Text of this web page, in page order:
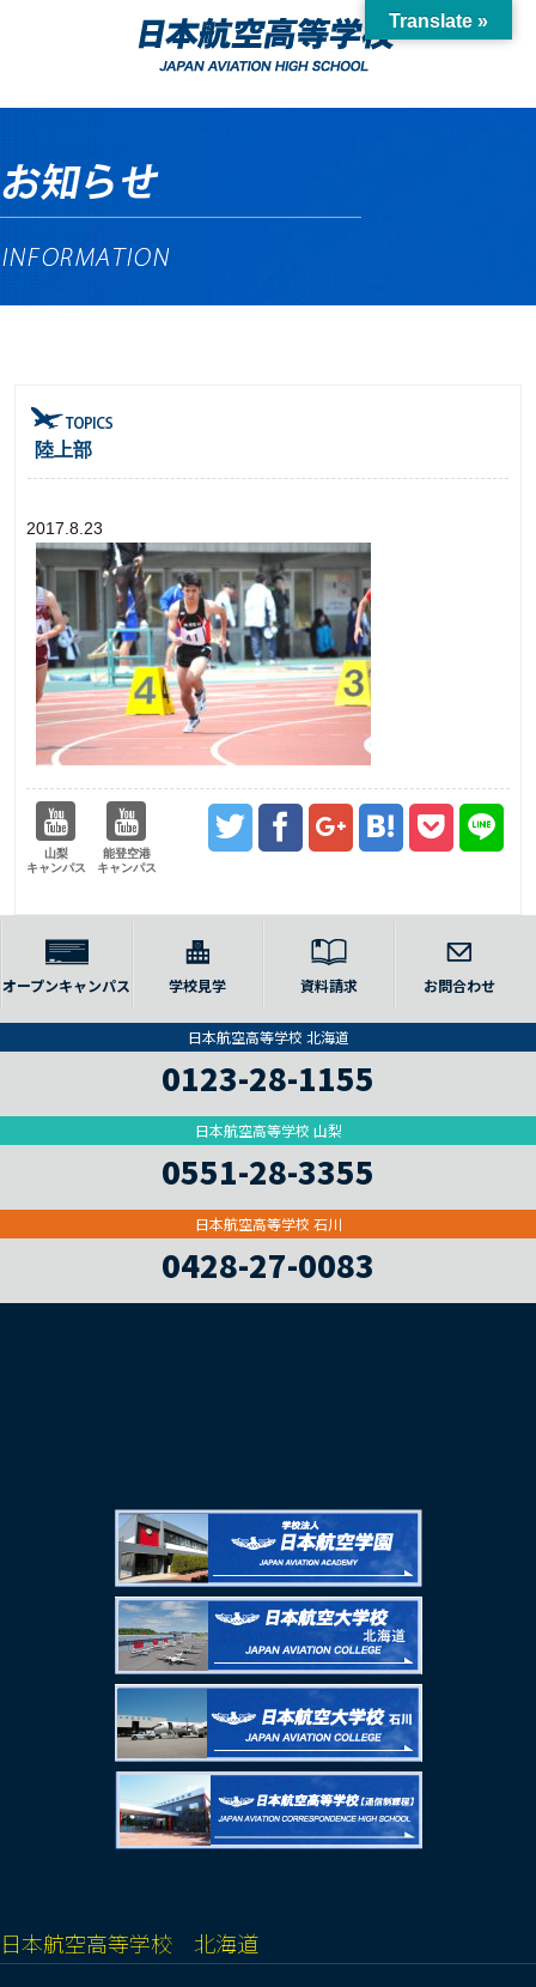
陸上部
2017.8.23
山梨
キャンパス
能登空港
キャンパス
オープンキャンパス 学校見学 資料請求 お問合わせ
日本航空高等学校 北海道
0123-28-1155
日本航空高等学校 山梨
0551-28-3355
日本航空高等学校 石川
0428-27-0083
日本航空高等学校 北海道
Translate »